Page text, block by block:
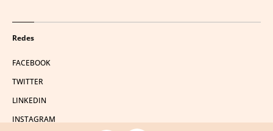
Redes
FACEBOOK
TWITTER
LINKEDIN
INSTAGRAM